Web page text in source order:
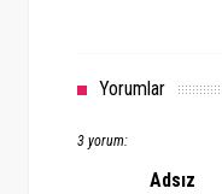
Yorumlar
3 yorum:
Adsız